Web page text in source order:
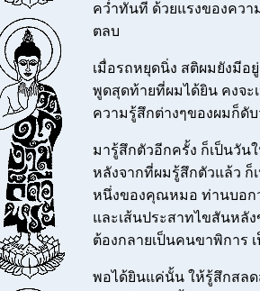
คว่ำทันที ด้วยแรงของควา
ตลบ
เมื่อรถหยุดนิ่ง สติผมยังมีอ
พูดสุดท้ายที่ผมได้ยิน คงจะ
ความรู้สึกต่างๆของผมก็ดับ
มารู้สึกตัวอีกครั้ง ก็เป็นวัน
หลังจากที่ผมรู้สึกตัวแล้ว
หนึ่งของคุณหมอ ท่านบอก
และเส้นประสาทไขสันหลั
ต้องกลายเป็นคนขาพิการ
พอได้ยินแค่นั้น ให้รู้สึกสลด